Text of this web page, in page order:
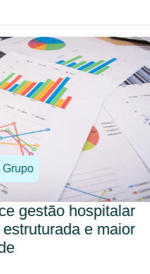
Novidades do
Referencial
amplia
desafios da